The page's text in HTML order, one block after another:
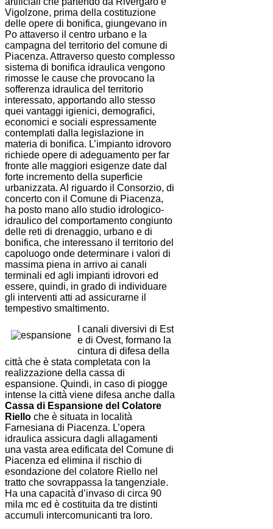
Vigolzone, prima della costituzione
delle opere di bonifica, giungevano in
Po attaverso il centro urbano e la
campagna del territorio del comune di
Piacenza. Attraverso questo complesso
sistema di bonifica idraulica vengono
rimosse le cause che provocano la
sofferenza idraulica del territorio
interessato, apportando allo stesso
quei vantaggi igienici, demografici,
economici e sociali espressamente
contemplati dalla legislazione in
materia di bonifica. L’impianto idrovoro
richiede opere di adeguamento per far
fronte alle maggiori esigenze date dal
forte incremento della superficie
urbanizzata. Al riguardo il Consorzio, di
concerto con il Comune di Piacenza,
ha posto mano allo studio idrologico-
idraulico del comportamento congiunto
delle reti di drenaggio, urbano e di
bonifica, che interessano il territorio del
capoluogo onde determinare i valori di
massima piena in arrivo ai canali
terminali ed agli impianti idrovori ed
essere, quindi, in grado di individuare
gli interventi atti ad assicurarne il
tempestivo smaltimento.
I canali diversivi di Est
e di Ovest, formano la
cintura di difesa della
città che è stata completata con la
realizzazione della cassa di
espansione. Quindi, in caso di piogge
intense la città viene difesa anche dalla
Cassa di Espansione del Colatore
Riello che è situata in località
Farnesiana di Piacenza. L’opera
idraulica assicura dagli allagamenti
una vasta area edificata del Comune di
Piacenza ed elimina il rischio di
esondazione del colatore Riello nel
tratto che sovrappassa la tangenziale.
Ha una capacità d’invaso di circa 90
mila mc ed è costituita da tre distinti
accumuli intercomunicanti tra loro.